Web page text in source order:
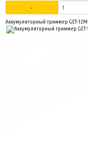
Аккумуляторный триммер GET-